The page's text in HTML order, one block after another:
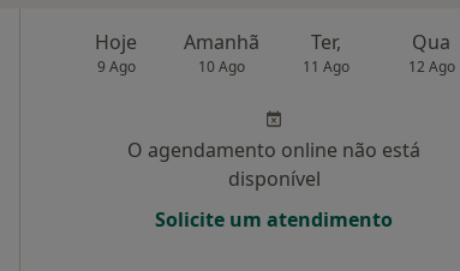
Hoje
9 Ago
Amanhã
10 Ago
Ter,
11 Ago
Qua
12 Ago
O agendamento online não está
disponível
Solicite um atendimento